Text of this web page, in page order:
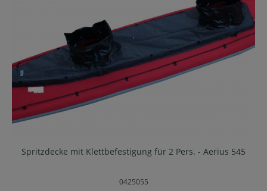
Spritzdecke mit Klettbefestigung für 2 Pers. - Aerius 545
0425055